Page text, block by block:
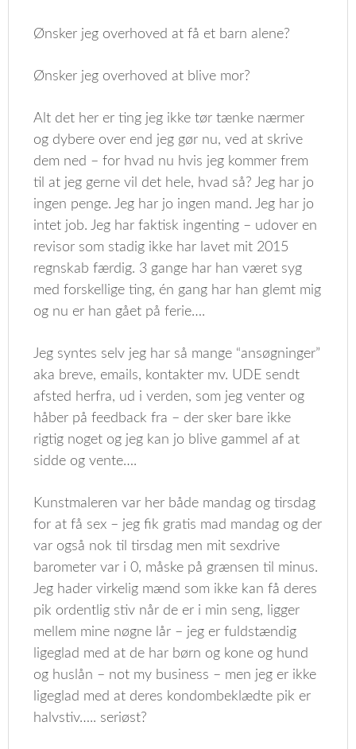
Ønsker jeg overhoved at få et barn alene?
Ønsker jeg overhoved at blive mor?
Alt det her er ting jeg ikke tør tænke nærmer
og dybere over end jeg gør nu, ved at skrive
dem ned – for hvad nu hvis jeg kommer frem
til at jeg gerne vil det hele, hvad så? Jeg har jo
ingen penge. Jeg har jo ingen mand. Jeg har jo
intet job. Jeg har faktisk ingenting – udover en
revisor som stadig ikke har lavet mit 2015
regnskab færdig. 3 gange har han været syg
med forskellige ting, én gang har han glemt mig
og nu er han gået på ferie….
Jeg syntes selv jeg har så mange “ansøgninger”
aka breve, emails, kontakter mv. UDE sendt
afsted herfra, ud i verden, som jeg venter og
håber på feedback fra – der sker bare ikke
rigtig noget og jeg kan jo blive gammel af at
sidde og vente….
Kunstmaleren var her både mandag og tirsdag
for at få sex – jeg fik gratis mad mandag og der
var også nok til tirsdag men mit sexdrive
barometer var i 0, måske på grænsen til minus.
Jeg hader virkelig mænd som ikke kan få deres
pik ordentlig stiv når de er i min seng, ligger
mellem mine nøgne lår – jeg er fuldstændig
ligeglad med at de har børn og kone og hund
og huslån – not my business – men jeg er ikke
ligeglad med at deres kondombeklædte pik er
halvstiv….. seriøst?